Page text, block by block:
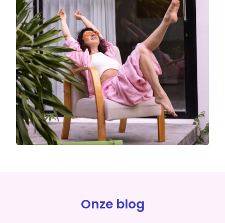
Onze blog